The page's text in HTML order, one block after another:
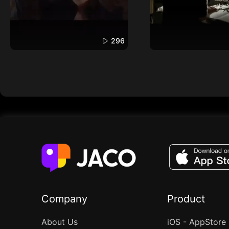
296
Company
About Us
Product
iOS - AppStore